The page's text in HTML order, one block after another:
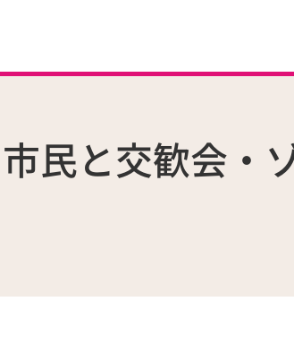
民と交歓会・